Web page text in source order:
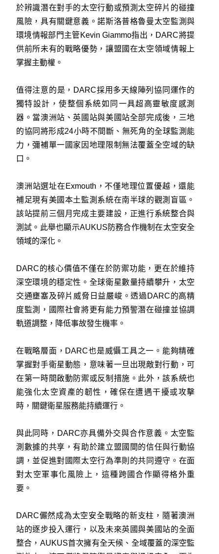
於辨識潛在對手的太空行動或預測太空碎片的碰撞
風險，具有關鍵意義。諾斯洛普格魯曼太空監測與
環境情報部門主管Kevin Giammo指出，DARC將提
供前所未有的戰略優勢，讓盟國在太空領域情報上
掌握主動權。
值得注意的是，DARC採用多天線陣列協同運作的
獨特設計，使整個系統如同一具超高靈敏度感測
器。當澳洲站、英國站與美國站全部完成後，三地
的協同將形成24小時不間斷、無死角的全球監測能
力，彌補單一國家因地理限制無法覆蓋全空域的缺
口。
澳洲站選址在Exmouth，不僅地理位置優越，還能
補足現有美國本土監測系統在南半球的觀測盲區。
該站提前三個月完成主要建設，正進行系統整合與
測試。此舉也顯示AUKUS防務合作機制在太空安全
領域的深化。
DARC的核心價值不僅在於防禦功能，更在於維持
深空環境的穩定性。全球衛星數量持續攀升，太空
交通壅塞及碎片威脅日益嚴峻。透過DARC的高精
度監測，國際社會將更有能力預警潛在碰撞並協調
軌道調整，降低事故發生機率。
在戰略層面，DARC也是威懾工具之一。能夠精確
掌握對手衛星動態，意味著一旦出現敵對行動，可
在第一時間啟動防禦或反制措施。此外，該系統也
能強化太空資產的韌性，確保在遭遇干擾或攻擊
時，關鍵衛星服務能持續運行。
與此同時，DARC亦具備外交與合作意義。太空監
測數據的共享，有助於建立盟國間的信任與行動協
調，並促進對國際太空行為準則的共同遵守。在面
對太空軍事化風險上，這種跨國合作顯得格外重
要。
DARC儼然成為太空安全戰略的新支柱，隨著澳洲
站的逐步投入運行，以及未來英國與美國站的全面
整合，AUKUS首次擁有全天候、全域覆蓋的深空監